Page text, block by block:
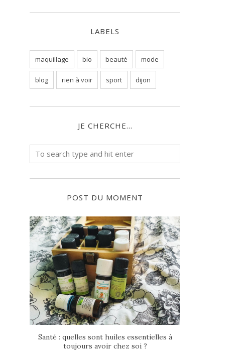
LABELS
maquillage bio beauté mode
blog rien à voir sport dijon
JE CHERCHE...
POST DU MOMENT
Santé : quelles sont huiles essentielles à
toujours avoir chez soi ?